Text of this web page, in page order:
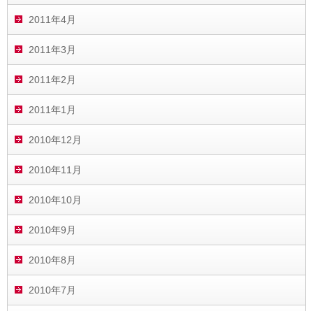
2011年4月
2011年3月
2011年2月
2011年1月
2010年12月
2010年11月
2010年10月
2010年9月
2010年8月
2010年7月